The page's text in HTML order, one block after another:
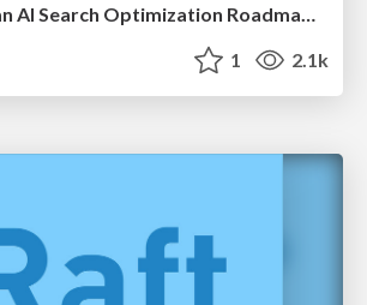
How to Build an AI Search Optimization Roadmap - Criteria and Steps to Take #SEOIRL
1 2.1k